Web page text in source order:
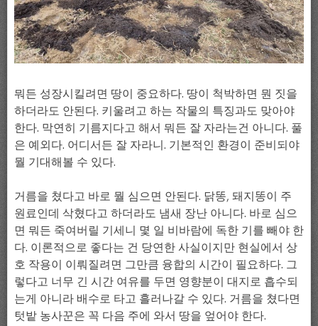
뭐든 성장시킬려면 땅이 중요하다. 땅이 척박하면 뭔 짓을
하더라도 안된다. 키울려고 하는 작물의 특징과도 맞아야
한다. 막연히 기름지다고 해서 뭐든 잘 자라는건 아니다. 풀
은 예외다. 어디서든 잘 자라니. 기본적인 환경이 준비되야
뭘 기대해볼 수 있다.
거름을 쳤다고 바로 뭘 심으면 안된다. 닭똥, 돼지똥이 주
원료인데 삭혔다고 하더라도 냄새 장난 아니다. 바로 심으
면 뭐든 죽여버릴 기세니 몇 일 비바람에 독한 기를 빼야 한
다. 이론적으로 좋다는 건 당연한 사실이지만 현실에서 상
호 작용이 이뤄질려면 그만큼 융합의 시간이 필요하다. 그
렇다고 너무 긴 시간 여유를 두면 영향분이 대지로 흡수되
는게 아니라 배수로 타고 흘러나갈 수 있다. 거름을 쳤다면
텃밭 농사꾼은 꼭 다음 주에 와서 땅을 엎어야 한다.